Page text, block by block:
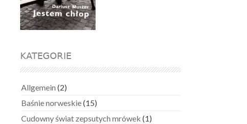
KATEGORIE
Allgemein (2)
Baśnie norweskie(15)
Cudowny świat zepsutych mrówek (1)